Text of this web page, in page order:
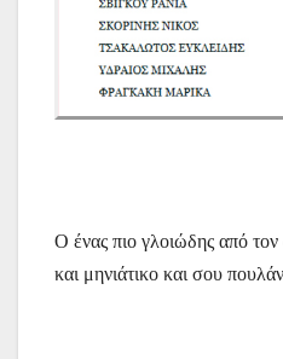
Ο ένας πιο γλοιώδης από
και μηνιάτικο και σου